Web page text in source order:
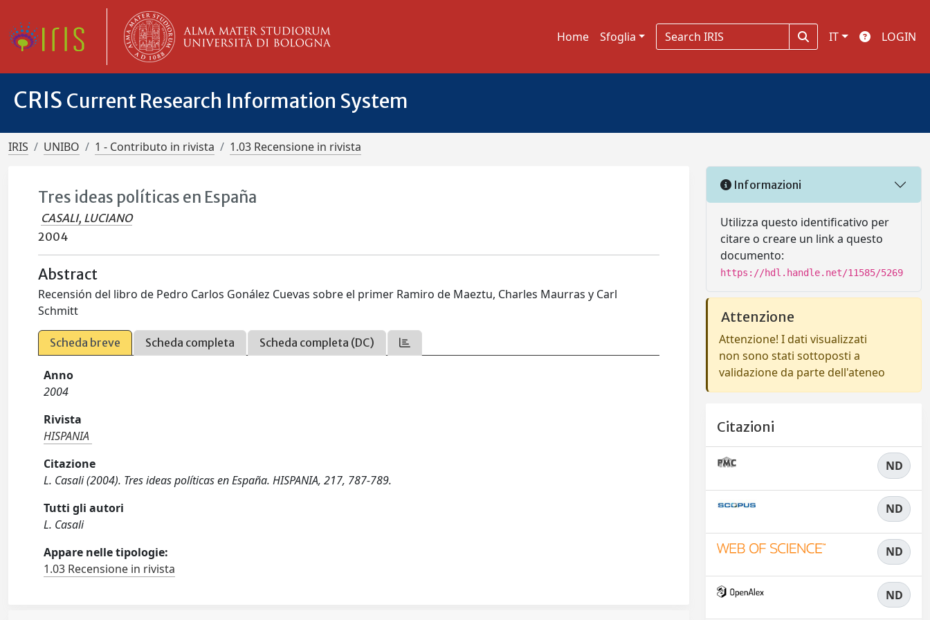
Home Sfoglia IT LOGIN
CRIS Current Research Information System
IRIS UNIBO 1 - Contributo in rivista 1.03 Recensione in rivista
Tres ideas políticas en España
CASALI, LUCIANO
2004
Abstract
Recensión del libro de Pedro Carlos Gonález Cuevas sobre el primer Ramiro de Maeztu, Charles Maurras y Carl
Schmitt
Scheda breve Scheda completa Scheda completa (DC)
Anno
2004
Rivista
HISPANIA
Citazione
L. Casali (2004). Tres ideas políticas en España. HISPANIA, 217, 787-789.
Tutti gli autori
L. Casali
Appare nelle tipologie:
1.03 Recensione in rivista
Informazioni
Utilizza questo identificativo per
citare o creare un link a questo
documento:
https://hdl.handle.net/11585/5269
Attenzione
Attenzione! I dati visualizzati
non sono stati sottoposti a
validazione da parte dell'ateneo
Citazioni
ND
ND
ND
ND